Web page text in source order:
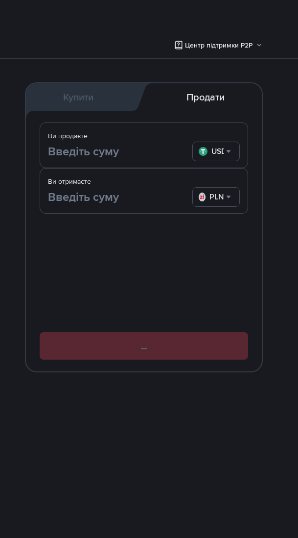
Центр підтримки P2P
Купити Продати
Ви отримаєте
PLN
Ви продаєте
USDT